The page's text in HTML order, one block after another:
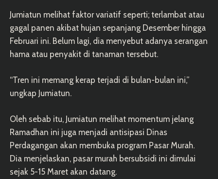
Jumiatun melihat faktor variatif seperti; terlambat atau
gagal panen akibat hujan sepanjang Desember hingga
Februari ini. Belum lagi, dia menyebut adanya serangan
hama atau penyakit di tanaman tersebut.
“Tren ini memang kerap terjadi di bulan-bulan ini,”
ungkap Jumiatun.
Oleh sebab itu, Jumiatun melihat momentum jelang
Ramadhan ini juga menjadi antisipasi Dinas
Perdagangan akan membuka program Pasar Murah.
Dia menjelaskan, pasar murah bersubsidi ini dimulai
sejak 5-15 Maret akan datang.